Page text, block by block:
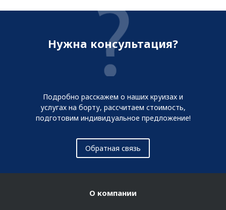
Нужна консультация?
Подробно расскажем о наших круизах и
услугах на борту, рассчитаем стоимость,
подготовим индивидуальное предложение!
Обратная связь
О компании